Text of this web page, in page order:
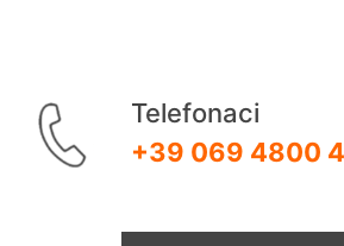
Telefonaci
+39 069 4800